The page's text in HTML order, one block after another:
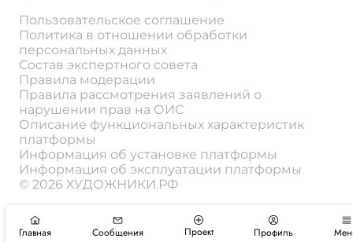
Пользовательское соглашение
Политика в отношении обработки
персональных данных
Состав экспертного совета
Правила модерации
Правила рассмотрения заявлений о
нарушении прав на ОИС
Описание функциональных характеристик
платформы
Информация об установке платформы
Информация об эксплуатации платформы
© 2026 ХУДОЖНИКИ.РФ
Главная Сообщения Проект Профиль